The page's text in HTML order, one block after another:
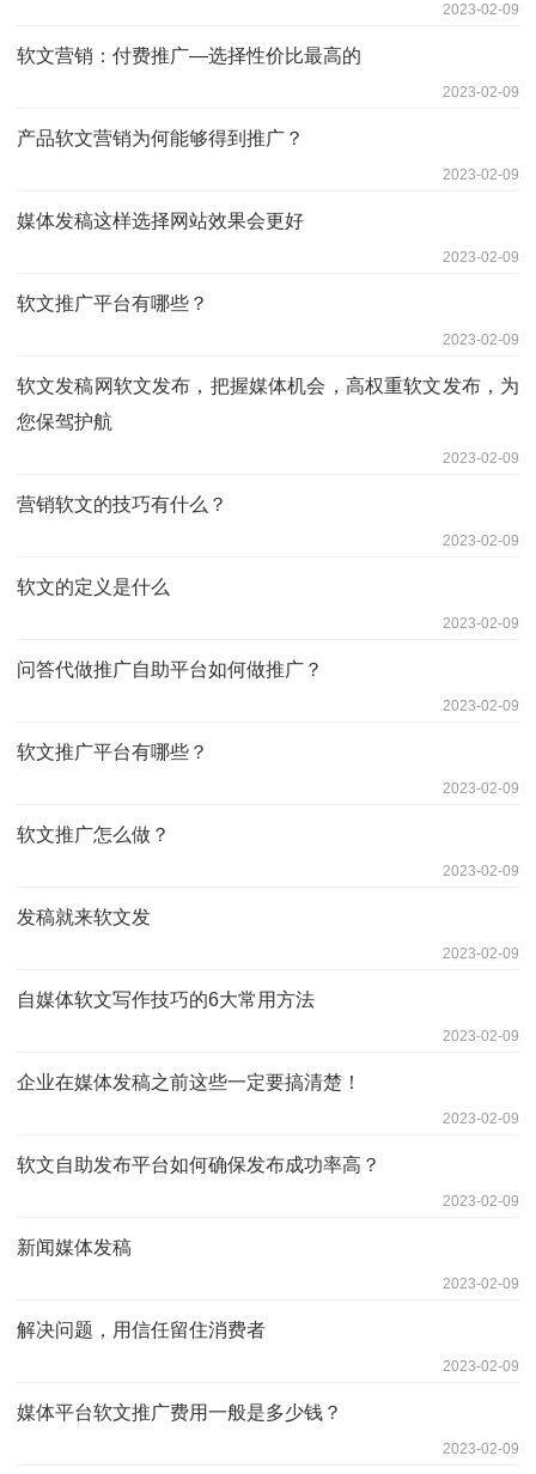
2023-02-09
软文营销：付费推广—选择性价比最高的
2023-02-09
产品软文营销为何能够得到推广？
2023-02-09
媒体发稿这样选择网站效果会更好
2023-02-09
软文推广平台有哪些？
2023-02-09
软文发稿网软文发布，把握媒体机会，高权重软文发布，为
您保驾护航
2023-02-09
营销软文的技巧有什么？
2023-02-09
软文的定义是什么
2023-02-09
问答代做推广自助平台如何做推广？
2023-02-09
软文推广平台有哪些？
2023-02-09
软文推广怎么做？
2023-02-09
发稿就来软文发
2023-02-09
自媒体软文写作技巧的6大常用方法
2023-02-09
企业在媒体发稿之前这些一定要搞清楚！
2023-02-09
软文自助发布平台如何确保发布成功率高？
2023-02-09
新闻媒体发稿
2023-02-09
解决问题，用信任留住消费者
2023-02-09
媒体平台软文推广费用一般是多少钱？
2023-02-09